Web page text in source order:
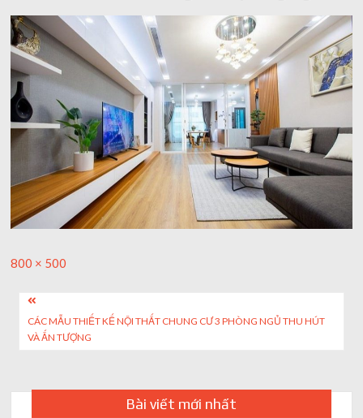
AI trong doanh nghiệp: Phân biệt RPA, workflow và AI agent
Ứng dụng AI trong doanh nghiệp để cắt giảm chi phí vận hành
Ứng dụng AI cho chăm sóc khách hàng giúp web phản hồi
AI agent cho doanh nghiệp khác chatbot truyền thống ra sao
Full
800 × 500
Post
navigation
CÁC MẪU THIẾT KẾ NỘI THẤT CHUNG CƯ 3 PHÒNG NGỦ THU HÚT
VÀ ẤN TƯỢNG
Bài viết mới nhất